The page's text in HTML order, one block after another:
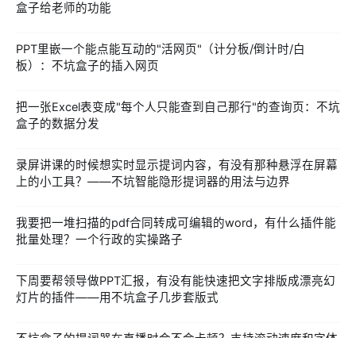
盒子给老师的功能
PPT里嵌一个能点能互动的"活网页"（计分板/倒计时/白
板）：不坑盒子的插入网页
把一张Excel表变成"每个人只能查到自己那行"的查询页：不坑
盒子的数据分发
录屏讲课的时候想实时显示提词内容，有没有那种悬浮在屏幕
上的小工具？——不坑智能隐形提词器的用法与边界
我要把一堆扫描的pdf合同转成可编辑的word，有什么插件能
批量处理？一个行政的实操路子
下周要帮领导做PPT汇报，有没有能快速把文字排版成漂亮幻
灯片的插件——用不坑盒子几步套版式